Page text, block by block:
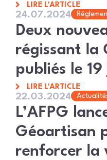
LIRE L'ARTICLE
24.07.2024
Deux
régissant la
publiés le
LIRE L'ARTICLE
22.03.2024
L’AFPG
Géoartisan
renforcer la